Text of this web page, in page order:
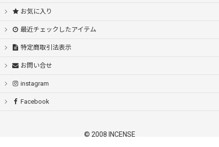
お気に入り
最近チェックしたアイテム
特定商取引法表示
お問い合せ
instagram
Facebook
© 2008 INCENSE